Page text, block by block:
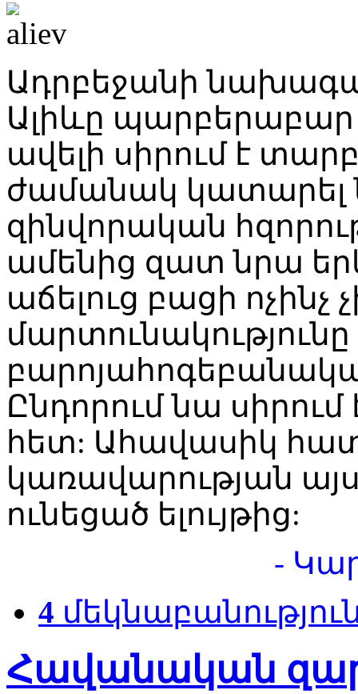
Ադրբեջանի
Ալիևը
ավելի սիրում է
ժամանակ կատարել
զինվորական
ամենից զատ նրա
աճելուց բացի ոչինչ
մարտունակությունը
Ընդորում նա
հետ: Ահավասիկ
կառավարության
ունեցած ելույթից:
-
4
Հավանական